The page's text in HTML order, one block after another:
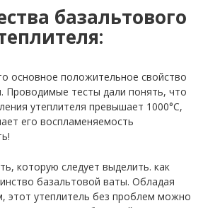
базальтового
основное положительное свойство
Проводимые тесты дали понять, что
утеплителя превышает 1000°С,
его воспламеняемость
которую следует выделить. как
базальтовой ваты. Обладая
этот утеплитель без проблем можно